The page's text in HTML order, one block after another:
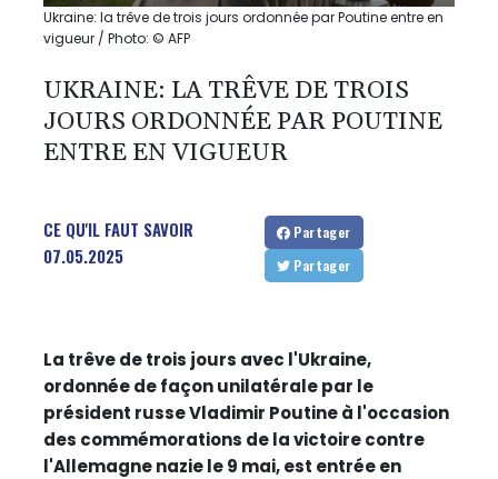
Ukraine: la trêve de trois jours ordonnée par Poutine entre en
vigueur / Photo: © AFP
UKRAINE: LA TRÊVE DE TROIS
JOURS ORDONNÉE PAR POUTINE
ENTRE EN VIGUEUR
CE QU'IL FAUT SAVOIR
07.05.2025
Partager
Partager
La trêve de trois jours avec l'Ukraine,
ordonnée de façon unilatérale par le
président russe Vladimir Poutine à l'occasion
des commémorations de la victoire contre
l'Allemagne nazie le 9 mai, est entrée en